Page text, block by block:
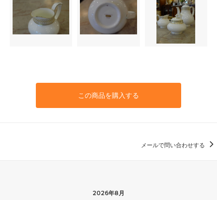
この商品を購入する
メールで問い合わせする
2026年8月